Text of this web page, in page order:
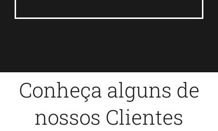
Conheça alguns de
nossos Clientes